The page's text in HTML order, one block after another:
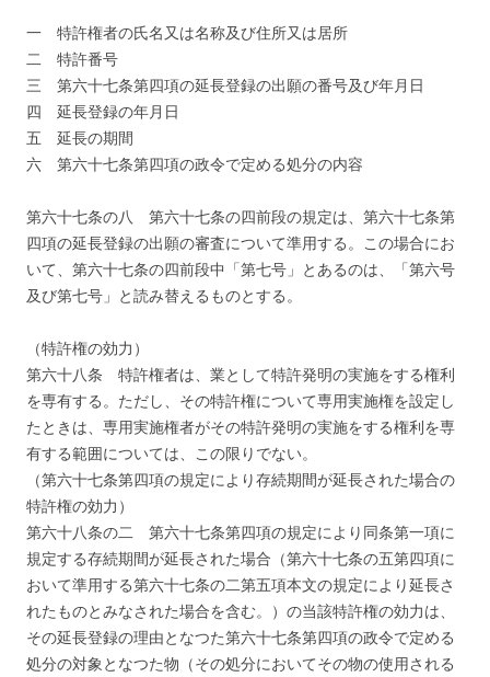
一 特許権者の氏名又は名称及び住所又は居所
二 特許番号
三 第六十七条第四項の延長登録の出願の番号及び年月日
四 延長登録の年月日
五 延長の期間
六 第六十七条第四項の政令で定める処分の内容
第六十七条の八 第六十七条の四前段の規定は、第六十七条第
四項の延長登録の出願の審査について準用する。この場合にお
いて、第六十七条の四前段中「第七号」とあるのは、「第六号
及び第七号」と読み替えるものとする。
（特許権の効力）
第六十八条 特許権者は、業として特許発明の実施をする権利
を専有する。ただし、その特許権について専用実施権を設定し
たときは、専用実施権者がその特許発明の実施をする権利を専
有する範囲については、この限りでない。
（第六十七条第四項の規定により存続期間が延長された場合の
特許権の効力）
第六十八条の二 第六十七条第四項の規定により同条第一項に
規定する存続期間が延長された場合（第六十七条の五第四項に
おいて準用する第六十七条の二第五項本文の規定により延長さ
れたものとみなされた場合を含む。）の当該特許権の効力は、
その延長登録の理由となつた第六十七条第四項の政令で定める
処分の対象となつた物（その処分においてその物の使用される